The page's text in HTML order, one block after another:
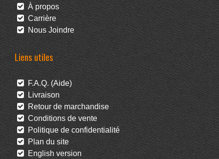
À propos
Carrière
Nous Joindre
Liens utiles
F.A.Q. (Aide)
Livraison
Retour de marchandise
Conditions de vente
Politique de confidentialité
Plan du site
English version